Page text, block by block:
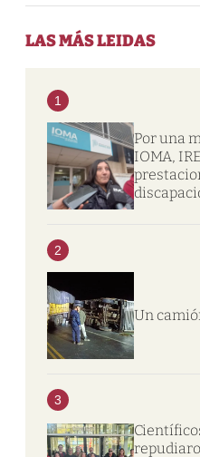
LAS MÁS LEIDAS
1
Por una
IOMA,
2
Un
3